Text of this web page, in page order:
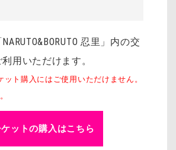
忍里」内の交
用いただけます。
ット購入にはご使用いただけません。
ットの購入はこちら